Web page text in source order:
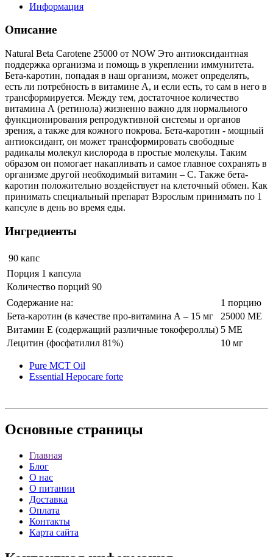
Информация
Описание
Natural Beta Carotene 25000 от NOW Это антиоксидантная
поддержка организма и помощь в укреплении иммунитета.
Бета-каротин, попадая в наш организм, может определять,
есть ли потребность в витамине А, и если есть, то сам в него в
трансформируется. Между тем, достаточное количество
витамина А (ретинола) жизненно важно для нормального
функционирования репродуктивной системы и органов
зрения, а также для кожного покрова. Бета-каротин - мощный
антиоксидант, он может трансформировать свободные
радикалы молекул кислорода в простые молекулы. Таким
образом он помогает накапливать и самое главное сохранять в
организме другой необходимый витамин – С. Также бета-
каротин положительно воздействует на клеточный обмен. Как
принимать специальный препарат Взрослым принимать по 1
капсуле в день во время еды.
Ингредиенты
90 капс
Порция 1 капсула
Количество порций 90
Содержание на:
1 порцию
Бета-каротин (в качестве про-витамина А – 15 мг
25000 МЕ
Витамин Е (содержащий различные токофероллы) 5 МЕ
Лецитин (фосфатилил 81%)
10 мг
Pure MCT Oil
Essential Hepocare forte
Основные страницы
Главная
Блог
О нас
О питании
Доставка
Оплата
Контакты
Карта сайта